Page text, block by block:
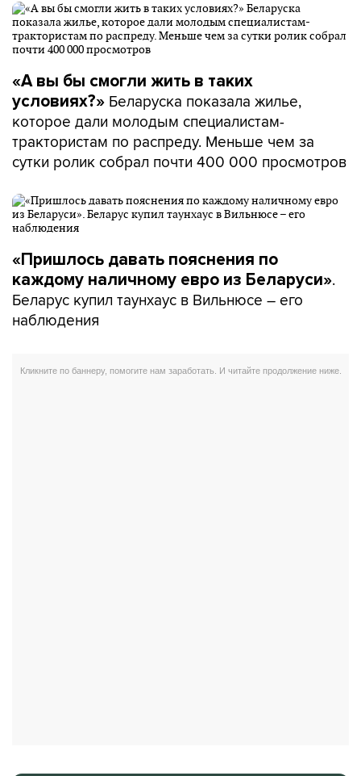
«А вы бы смогли жить в таких
условиях?» Беларуска показала жилье,
которое дали молодым специалистам-
трактористам по распреду. Меньше чем за
сутки ролик собрал почти 400 000 просмотров
«Пришлось давать пояснения по
каждому наличному евро из Беларуси».
Беларус купил таунхаус в Вильнюсе – его
наблюдения